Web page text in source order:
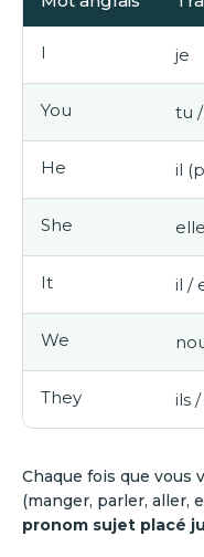
I je
You tu
He il
She
It il /
We
They ils
Chaque fois que vous
(manger, parler, aller,
pronom sujet placé